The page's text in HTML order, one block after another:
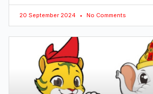
20 September 2024 No Comments